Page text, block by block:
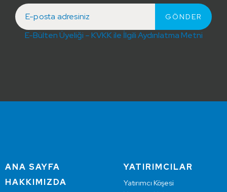
E-Bülten Üyeliği – KVKK ile İlgili Aydınlatma Metni
ANA SAYFA
HAKKIMIZDA
YATIRIMCILAR
Yatırımcı Köşesi